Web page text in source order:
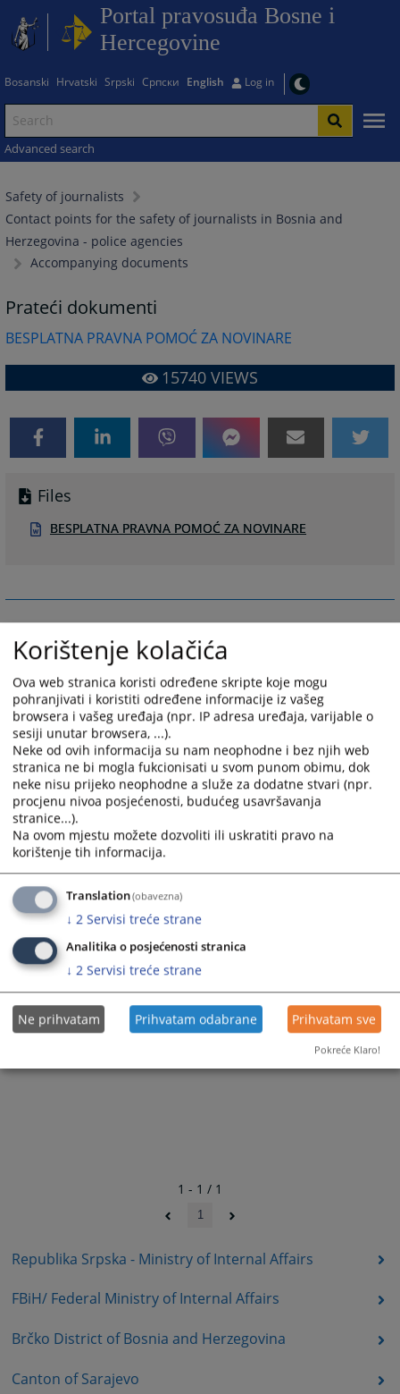
Portal pravosuđa Bosne i
Hercegovine
Bosanski Hrvatski Srpski Српски English Log in
Advanced search
Safety of journalists
Contact points for the safety of journalists in Bosnia and
Herzegovina - police agencies
Accompanying documents
Republika Srpska - Ministry of Internal Affairs
FBiH/ Federal Ministry of Internal Affairs
Brčko District of Bosnia and Herzegovina
Canton of Sarajevo
Prateći dokumenti
BESPLATNA PRAVNA POMOĆ ZA NOVINARE
15740 VIEWS
Files
BESPLATNA PRAVNA POMOĆ ZA NOVINARE
1 - 1 / 1
1
Korištenje kolačića
Ova web stranica koristi određene skripte koje mogu
pohranjivati i koristiti određene informacije iz vašeg
browsera i vašeg uređaja (npr. IP adresa uređaja, varijable o
sesiji unutar browsera, ...).
Neke od ovih informacija su nam neophodne i bez njih web
stranica ne bi mogla fukcionisati u svom punom obimu, dok
neke nisu prijeko neophodne a služe za dodatne stvari (npr.
procjenu nivoa posjećenosti, budućeg usavršavanja
stranice...).
Na ovom mjestu možete dozvoliti ili uskratiti pravo na
korištenje tih informacija.
Translation(obavezna)
↓ 2 Servisi treće strane
Analitika o posjećenosti stranica
↓ 2 Servisi treće strane
Ne prihvatam Prihvatam odabrane Prihvatam sve
Pokreće Klaro!